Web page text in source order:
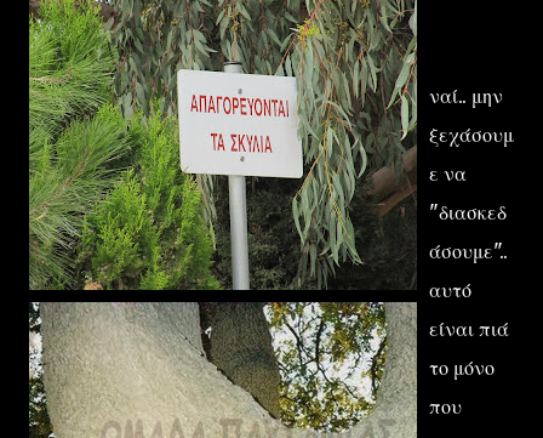
ναί.. μην
ξεχάσουμ
ε να
"διασκεδ
άσουμε"..
αυτό
είναι πιά
το μόνο
που